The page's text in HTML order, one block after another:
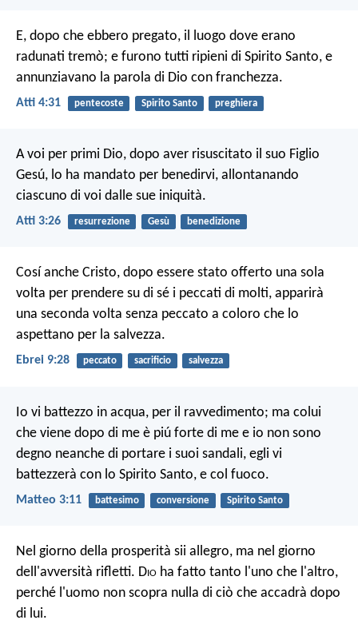
E, dopo che ebbero pregato, il luogo dove erano
radunati tremò; e furono tutti ripieni di Spirito Santo, e
annunziavano la parola di Dio con franchezza.
Atti 4:31 pentecoste Spirito Santo preghiera
A voi per primi Dio, dopo aver risuscitato il suo Figlio
Gesú, lo ha mandato per benedirvi, allontanando
ciascuno di voi dalle sue iniquità.
Atti 3:26 resurrezione Gesù benedizione
Cosí anche Cristo, dopo essere stato offerto una sola
volta per prendere su di sé i peccati di molti, apparirà
una seconda volta senza peccato a coloro che lo
aspettano per la salvezza.
Ebrei 9:28 peccato sacrificio salvezza
Io vi battezzo in acqua, per il ravvedimento; ma colui
che viene dopo di me è piú forte di me e io non sono
degno neanche di portare i suoi sandali, egli vi
battezzerà con lo Spirito Santo, e col fuoco.
Matteo 3:11 battesimo conversione Spirito Santo
Nel giorno della prosperità sii allegro, ma nel giorno
dell'avversità rifletti. Dio ha fatto tanto l'uno che l'altro,
perché l'uomo non scopra nulla di ciò che accadrà dopo
di lui.